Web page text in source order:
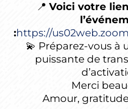
📍 Voici votre
:https://
💫 Préparez-vous à
puissante de
Merci
Amour,